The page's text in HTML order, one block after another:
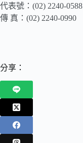
代表號：(02) 2240-0588
傳 真：(02) 2240-0990
分享：